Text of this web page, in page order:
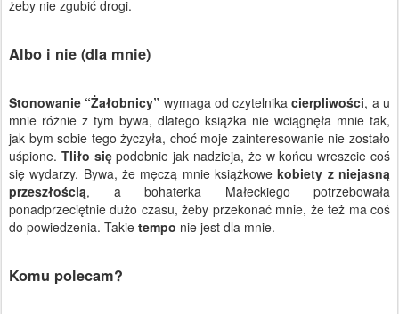
żeby nie zgubić drogi.
Albo i nie (dla mnie)
Stonowanie “Żałobnicy” wymaga od czytelnikacierpliwości, a u
mnie różnie z tym bywa, dlatego książka nie wciągnęła mnie tak,
jak bym sobie tego życzyła, choć moje zainteresowanie nie zostało
uśpione. Tliło siępodobnie jak nadzieja, że w końcu wreszcie coś
się wydarzy. Bywa, że męczą mnie książkowekobiety z niejasną
przeszłością, a bohaterka Małeckiego potrzebowała
ponadprzeciętnie dużo czasu, żeby przekonać mnie, że też ma coś
do powiedzenia. Takie tempo nie jest dla mnie.
Komu polecam?